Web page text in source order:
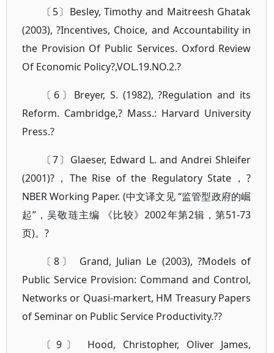
〔5〕Besley, Timothy and Maitreesh Ghatak
(2003), ?Incentives, Choice, and Accountability in
the Provision Of Public Services. Oxford Review
Of Economic Policy?,VOL.19.NO.2.?
〔6〕Breyer, S. (1982), ?Regulation and its
Reform. Cambridge,? Mass.: Harvard University
Press.?
〔7〕Glaeser, Edward L. and Andrei Shleifer
(2001)?，The Rise of the Regulatory State，?
NBER Working Paper. (中文译文见 “监管型政府的崛
起”，吴敬琏主编 《比较》2002年第2辑，第51-73
页)。?
〔8〕 Grand, Julian Le (2003), ?Models of
Public Service Provision: Command and Control,
Networks or Quasi-markert, HM Treasury Papers
of Seminar on Public Service Productivity.??
〔9〕 Hood, Christopher, Oliver James,